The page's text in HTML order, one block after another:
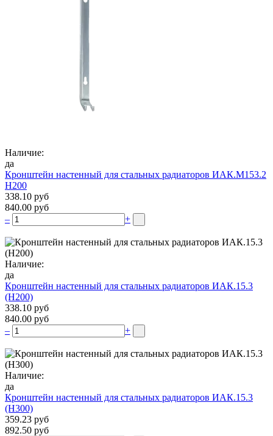
Наличие:
да
Кронштейн настенный для стальных радиаторов ИАК.М153.2
Н200
338.10 руб
840.00 руб
–
+
Наличие:
да
Кронштейн настенный для стальных радиаторов ИАК.15.3
(H200)
338.10 руб
840.00 руб
–
+
Наличие:
да
Кронштейн настенный для стальных радиаторов ИАК.15.3
(H300)
359.23 руб
892.50 руб